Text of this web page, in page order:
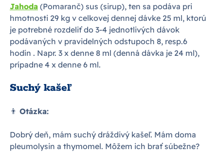
Jahoda (Pomaranč) sus (sirup), ten sa podáva pri
hmotnosti 29 kg v celkovej dennej dávke 25 ml, ktorú
je potrebné rozdeliť do 3-4 jednotlivých dávok
podávaných v pravidelných odstupoch 8, resp.6
hodín . Napr. 3 x denne 8 ml (denná dávka je 24 ml),
prípadne 4 x denne 6 ml.
Suchý kašeľ
👨 Otázka:
Dobrý deň, mám suchý dráždivý kašeľ. Mám doma
pleumolysin a thymomel. Môžem ich brať súbežne?